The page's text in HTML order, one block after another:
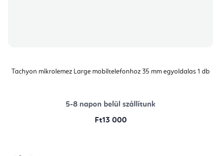
Tachyon mikrolemez Large mobiltelefonhoz 35 mm egyoldalas 1 db
5-8 napon belül szállítunk
Ft13 000